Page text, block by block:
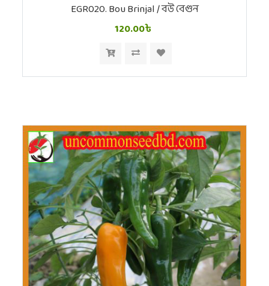
EGR020. Bou Brinjal / বউ বেগুন
120.00৳